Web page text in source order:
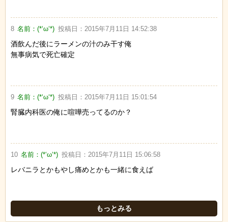
8 名前：(*‘ω‘*) 投稿日： 2015年7月11日 14:52:38
酒飲んだ後にラーメンの汁のみ干す俺
無事病気で死亡確定
9 名前：(*‘ω‘*) 投稿日： 2015年7月11日 15:01:54
腎臓内科医の俺に喧嘩売ってるのか？
10 名前：(*‘ω‘*) 投稿日： 2015年7月11日 15:06:58
レバニラとかもやし痛めとかも一緒に食えば
もっとみる